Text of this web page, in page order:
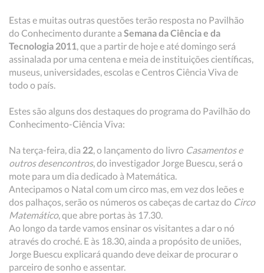
Estas e muitas outras questões terão resposta no Pavilhão
do Conhecimento durante a Semana da Ciência e da
Tecnologia 2011, que a partir de hoje e até domingo será
assinalada por uma centena e meia de instituições científicas,
museus, universidades, escolas e Centros Ciência Viva de
todo o país.
Estes são alguns dos destaques do programa do Pavilhão do
Conhecimento-Ciência Viva:
Na terça-feira, dia 22, o lançamento do livro Casamentos e
outros desencontros, do investigador Jorge Buescu, será o
mote para um dia dedicado à Matemática.
Antecipamos o Natal com um circo mas, em vez dos leões e
dos palhaços, serão os números os cabeças de cartaz do Circo
Matemático, que abre portas às 17.30.
Ao longo da tarde vamos ensinar os visitantes a dar o nó
através do croché. E às 18.30, ainda a propósito de uniões,
Jorge Buescu explicará quando deve deixar de procurar o
parceiro de sonho e assentar.